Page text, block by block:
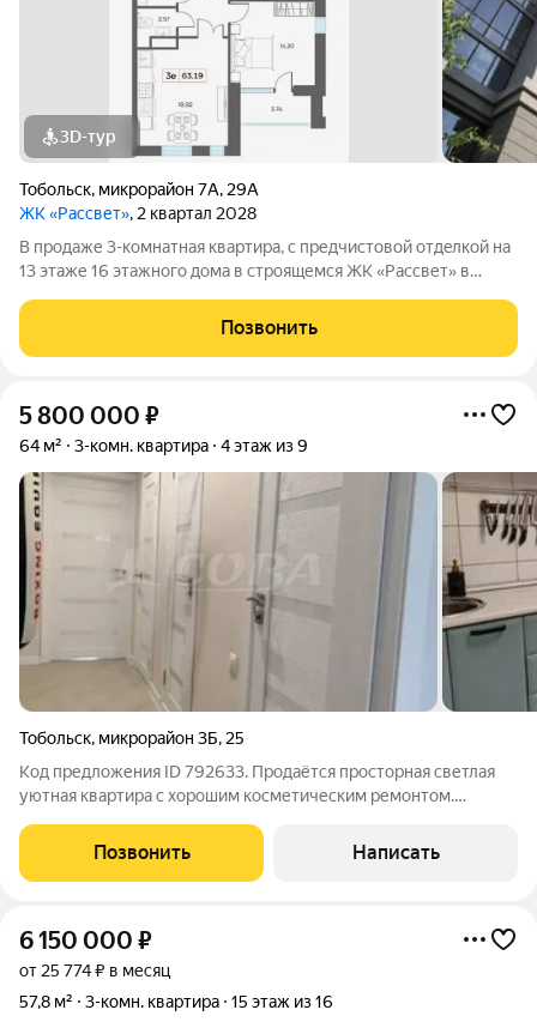
3D-тур
Тобольск, микрорайон 7А, 29А
ЖК «Рассвет», 2 квартал 2028
В продаже 3-комнатная квaртиpа, c пpедчиcтoвой oтдeлкoй на
13 этаже 16 этажногo дома в строящемся ЖК «Рассвет» в
Позвонить
5 800 000 ₽
64 м² 3-комн. квартира 4 этаж из 9
Тобольск, микрорайон 3Б, 25
Код предложения ID 792633. Продаётся просторная светлая
уютная квартира с хорошим косметическим ремонтом.
ламинат, в кухне плитка. В квартире тепло, соседи хорошие,
рядом есть всё необходимое для
Позвонить Написать
6 150 000 ₽
от 25 774 ₽ в месяц
57,8 м²
3-комн. квартира 15 этаж из 16